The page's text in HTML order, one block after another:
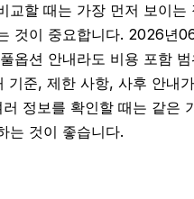
교할 때는 가장 먼저 보이는
것이 중요합니다. 2026년
옵션 안내라도 비용 포함
기준, 제한 사항, 사후 안내
정보를 확인할 때는 같은
는 것이 좋습니다.